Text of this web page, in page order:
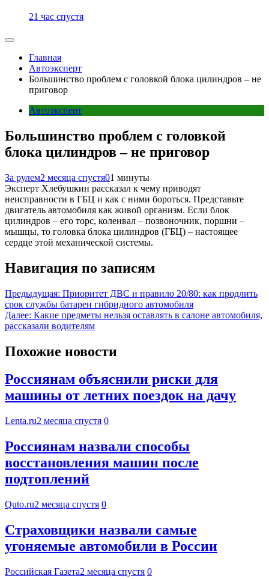
21 час спустя
Главная
Автоэксперт
Большинство проблем с головкой блока цилиндров – не
приговор
Автоэксперт
Большинство проблем с головкой
блока цилиндров – не приговор
За рулем2 месяца спустя01 минуты
Эксперт Хлебушкин рассказал к чему приводят
неисправности в ГБЦ и как с ними бороться. Представьте
двигатель автомобиля как живой организм. Если блок
цилиндров – его торс, коленвал – позвоночник, поршни –
мышцы, то головка блока цилиндров (ГБЦ) – настоящее
сердце этой механической системы.
Навигация по записям
Предыдущая: Приоритет ДВС и правило 20/80: как продлить
срок службы батареи гибридного автомобиля
Далее: Какие предметы нельзя оставлять в салоне автомобиля,
рассказали водителям
Похожие новости
Россиянам объяснили риски для
машины от летних поездок на дачу
Lenta.ru2 месяца спустя 0
Россиянам назвали способы
восстановления машин после
подтоплений
Quto.ru2 месяца спустя 0
Страховщики назвали самые
угоняемые автомобили в России
Российская Газета2 месяца спустя 0